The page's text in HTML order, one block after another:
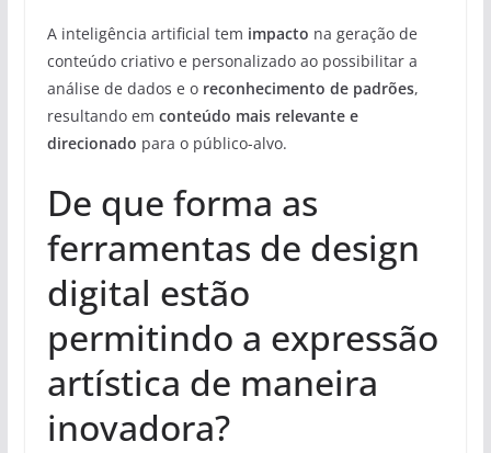
A inteligência artificial tem impacto na geração de
conteúdo criativo e personalizado ao possibilitar a
análise de dados e o reconhecimento de padrões,
resultando em conteúdo mais relevante e
direcionado para o público-alvo.
De que forma as
ferramentas de design
digital estão
permitindo a expressão
artística de maneira
inovadora?